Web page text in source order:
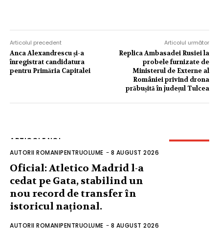
Articolul precedent
Anca Alexandrescu și-a
înregistrat candidatura
pentru Primăria Capitalei
Articolul următor
Replica Ambasadei Rusiei la
probele furnizate de
Ministerul de Externe al
României privind drona
prăbușită în județul Tulcea
ARTICOLE NOI
AUTORII ROMANIPENTRUOLUME - 8 AUGUST 2026
Oficial: Atletico Madrid l-a
cedat pe Gata, stabilind un
nou record de transfer în
istoricul național.
AUTORII ROMANIPENTRUOLUME - 8 AUGUST 2026